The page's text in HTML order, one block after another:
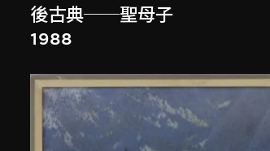
後古典──聖母子
1988